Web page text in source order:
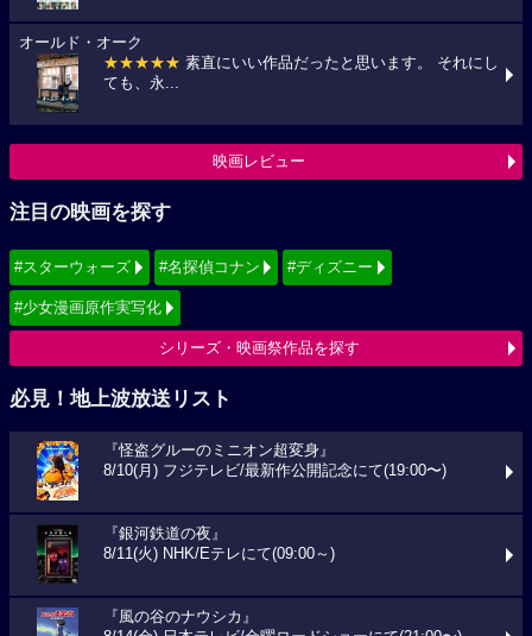
オールド・オーク
★★★★★ 素直にいい作品だったと思います。 それにし
ても、永...
映画レビュー
注目の映画を探す
#スターウォーズ #名探偵コナン #ディズニー
#少女漫画原作実写化
シリーズ・映画祭作品を探す
必見！地上波放送リスト
『怪盗グルーのミニオン超変身』
8/10(月) フジテレビ/最新作公開記念にて(19:00〜)
『銀河鉄道の夜』
8/11(火) NHK/Eテレにて(09:00～)
『風の谷のナウシカ』